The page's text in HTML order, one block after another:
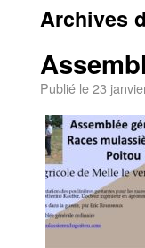
Archives
Publié le23